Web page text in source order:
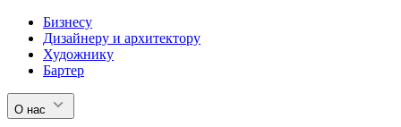
Бизнесу
Дизайнеру и архитектору
Художнику
Бартер
О нас